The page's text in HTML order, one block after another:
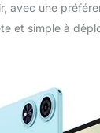
avec une
et simple à